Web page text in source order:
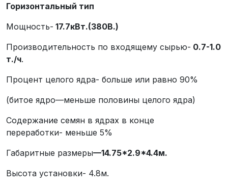
Горизонтальный тип
Мощность- 17.7кВт.(380В.)
Производительность по входящему сырью- 0.7-1.0
т./ч.
Процент целого ядра- больше или равно 90%
(битое ядро—меньше половины целого ядра)
Содержание семян в ядрах в конце
переработки- меньше 5%
Габаритные размеры—14.75*2.9*4.4м.
Высота установки- 4.8м.